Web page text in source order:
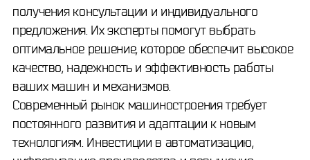
получения консультации и индивидуального
предложения. Их эксперты помогут выбрать
оптимальное решение, которое обеспечит высокое
качество, надежность и эффективность работы
ваших машин и механизмов.
Современный рынок машиностроения требует
постоянного развития и адаптации к новым
технологиям. Инвестиции в автоматизацию,